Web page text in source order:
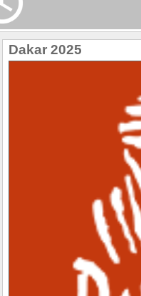
Dakar 2025